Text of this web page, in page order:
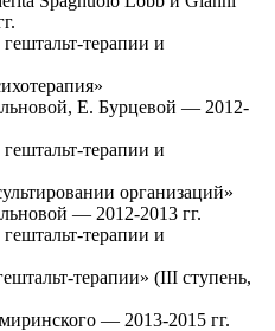
терапии и
Е. Бурцевой — 2012-
терапии и
организаций»
— 2012-2013 гг.
терапии и
терапии» (III ступень,
— 2013-2015 гг.